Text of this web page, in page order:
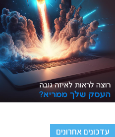
עדכונים אחרונים